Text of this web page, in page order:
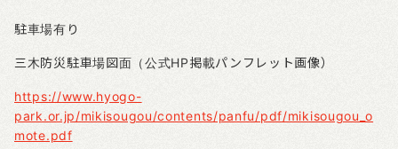
駐車場有り
三木防災駐車場図面（公式HP掲載パンフレット画像）
https://www.hyogo-
park.or.jp/mikisougou/contents/panfu/pdf/mikisougou_o
mote.pdf